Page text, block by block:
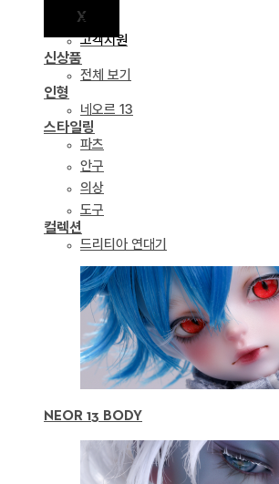
X공지
고객지원
신상품
전체 보기
인형
네오르 13
스타일링
파츠
안구
의상
도구
컬렉션
드리티아 연대기
NEOR 13 BODY